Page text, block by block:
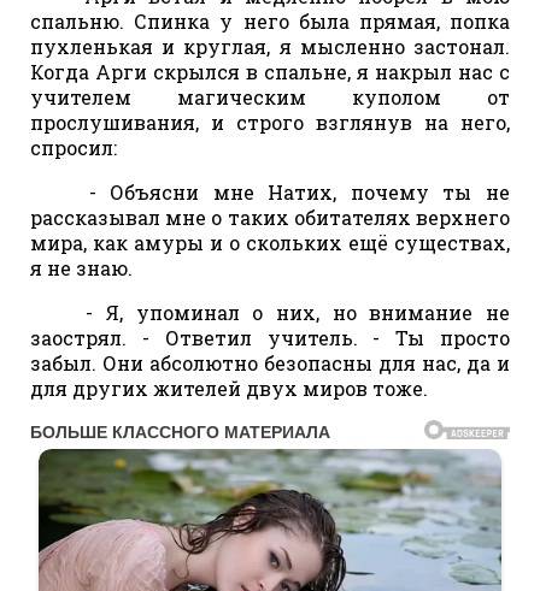
спальню. Спинка у него была прямая, попка
пухленькая и круглая, я мысленно застонал.
Когда Арги скрылся в спальне, я накрыл нас с
учителем магическим куполом от
прослушивания, и строго взглянув на него,
спросил:
- Объясни мне Натих, почему ты не
рассказывал мне о таких обитателях верхнего
мира, как амуры и о скольких ещё существах,
я не знаю.
- Я, упоминал о них, но внимание не
заострял. - Ответил учитель. - Ты просто
забыл. Они абсолютно безопасны для нас, да и
для других жителей двух миров тоже.